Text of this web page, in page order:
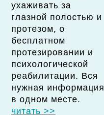
ухаживать за
глазной полостью и
протезом, о
бесплатном
протезировании и
психологической
реабилитации. Вся
нужная информация
в одном месте.
читать >>